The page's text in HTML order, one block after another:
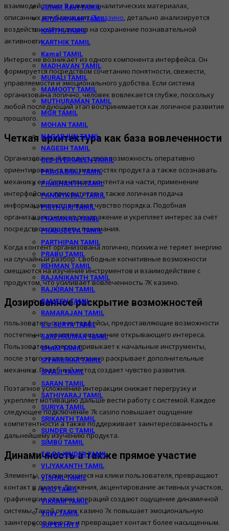
JEYAM RAVI TAMIL
JEYSHANKAR TAMIL
KARTHI TAMIL
KARTHIK TAMIL
Kamal TAMIL
MADHAVAN TAMIL
MURALI TAMIL
MAMOOTY TAMIL
MUTHURAMAN TAMIL
MGR TAMIL
MOHAN TAMIL
NAGARJUN TAMIL
NAGESH TAMIL
OLD EVERGREEN TAMIL
PRAGASRAJ TAMIL
PRASHANTH TAMIL
PANDIYA RAJ TAMIL
PRITHVIRI TAMIL
PRASANNA TAMIL
PRABUDEVA TAMIL
PARTHIPAN TAMIL
PRABU TAMIL
REHMAN TAMIL
RAJANIKANTH TAMIL
RAJKIRAN TAMIL
RAMESH TAMIL
RAMARAJAN TAMIL
S.J.SURYA TAMIL
SARTHKUMAR TAMIL
SHAM TAMIL
SIVAKUMAR TAMIL
SIVAJI TAMIL
SARAN TAMIL
SATHIYARAJ TAMIL
SURIYA TAMIL
SRIKANTH TAMIL
SUNDER.C TAMIL
SIMBU TAMIL
T.R.RAJENDER TAMIL
VIJYAKANTH TAMIL
VISHAL TAMIL
VISU TAMIL
VIKRAM TAMIL
Vijay TAMIL
SUPER HITS
взаимодействию. В рамках аналитических материалах,
описанных в публикациях7k казино, детально анализируется
воздействие UI подходов на сохранение познавательной
активности.
Интерес не возникает из одного компонента интерфейса. Он
формируется посредством сочетанию понятности, свежести,
управляемости и эмоционального удобства. Если система
организована логично, человек вовлекается глубже, поскольку
любой последующий этап воспринимается как логичное развитие
прошлого.
Четкая архитектура как база вовлеченности
Организованный продукт даёт возможность оперативно
ориентироваться в возможностях продукта а также осознавать
механику её. Сегментация контента на части, применение
интерфейсных приоритетов а также логичная подача
информации выстраивают чувство порядка. Подобная
организация снижает раздражение и укрепляет интерес за счёт
посредством простоты понимания.
Когда контент организована логично, психика не теряет энергию
на случайный разбор. Свободные когнитивные возможности
смещаются на изучение инструментов и взаимодействие с
продуктом, что усиливает вовлеченность 7К казино.
Дозированное раскрытие возможностей
пользовательские интерфейсы, предоставляющие возможности
постепенно, укрепляют ощущение открывающего интереса.
Пользователь сперва привыкает к начальные инструменты,
после этого этапа постепенно раскрывает дополнительные
механики. Подобный метод создает чувство развития.
Поэтапное усложнение интеракции снижает перегрузку и
укрепляет мотивацию дальше вести работу с системой. Каждое
следующее подключение 7k casino повышает ощущение
компетентности а также поддерживает заинтересованность к
дальнейшему изучению продукта.
Динамичность а также прямое участие
Элементы, откликающиеся на клики пользователя, превращают
контакт в диалог. Движения, акцентирование активных участков,
графические отклики операций создают ощущение динамичной
системы. Такой отклик казино 7к повышает эмоциональную
заинтересованность и превращает контакт более насыщенным.